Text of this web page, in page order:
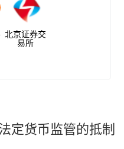
北京证券交
易所
定货币监管的抵制